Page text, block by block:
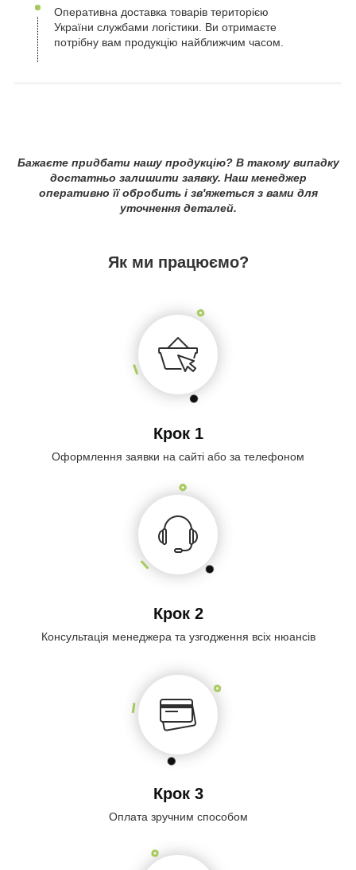
Оперативна доставка товарів територією
України службами логістики. Ви отримаєте
потрібну вам продукцію найближчим часом.
Бажаєте придбати нашу продукцію? В такому випадку
достатньо залишити заявку. Наш менеджер
оперативно її обробить і зв'яжеться з вами для
уточнення деталей.
Як ми працюємо?
Крок 1
Оформлення заявки на сайті або за телефоном
Крок 2
Консультація менеджера та узгодження всіх нюансів
Крок 3
Оплата зручним способом